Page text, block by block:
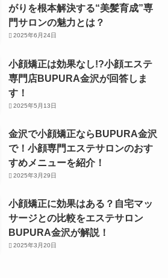
がりを根本解決する“美髪育成”専
門サロンの魅力とは？
2025年6月24日
小顔矯正は効果なし!?小顔エステ
専門店BUPURA金沢が回答しま
す！
2025年5月13日
金沢で小顔矯正ならBUPURA金沢
で！小顔専門エステサロンのおす
すめメニューを紹介！
2025年3月29日
小顔矯正に効果はある？自宅マッ
サージとの比較をエステサロン
BUPURA金沢が解説！
2025年3月20日